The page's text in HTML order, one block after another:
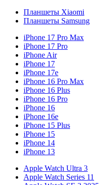
Планшеты Xiaomi
Планшеты Samsung
iPhone 17 Pro Max
iPhone 17 Pro
iPhone Air
iPhone 17
iPhone 17e
iPhone 16 Pro Max
iPhone 16 Plus
iPhone 16 Pro
iPhone 16
iPhone 16e
iPhone 15 Plus
iPhone 15
iPhone 14
iPhone 13
Apple Watch Ultra 3
Apple Watch Series 11